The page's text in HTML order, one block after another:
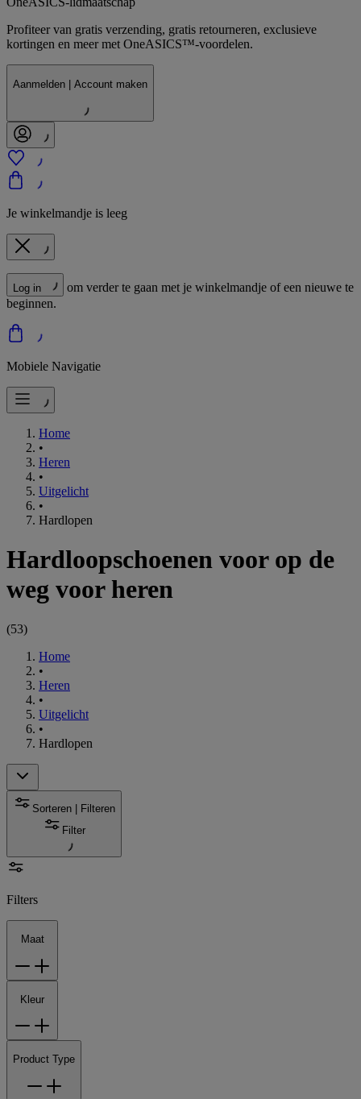
Profiteer van gratis verzending, gratis retourneren, exclusieve
kortingen en meer met OneASICS™-voordelen.
Aanmelden | Account maken
Je winkelmandje is leeg
Log in
om verder te gaan met je winkelmandje of een nieuwe te
beginnen.
Mobiele Navigatie
Home
•
Heren
•
Uitgelicht
•
Hardlopen
Hardloopschoenen voor op de
weg voor heren
(53)
Home
•
Heren
•
Uitgelicht
•
Hardlopen
Sorteren | Filteren
Filter
Filters
Maat
Kleur
Product Type